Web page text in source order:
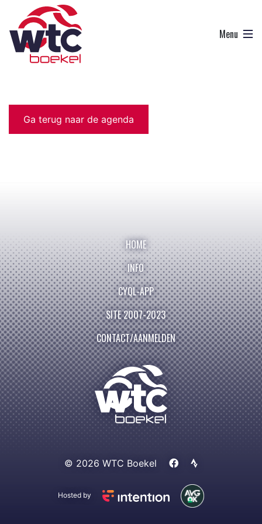
Ga terug naar de agenda
HOME
INFO
CYQL-APP
SITE 2007-2023
CONTACT/AANMELDEN
© 2026 WTC Boekel
Hosted by